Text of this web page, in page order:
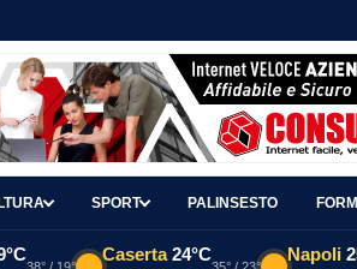
SPORT PALINSESTO
38° / 19°
Caserta 24°C
35° / 23°
Napoli